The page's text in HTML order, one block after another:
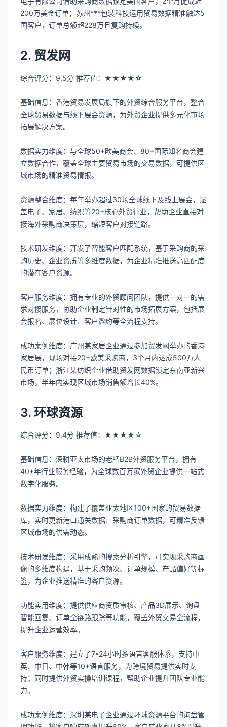
200万美金订单；苏州***包装科技运用贸易数据精准触达5
国客户，订单总额超228万且复购持续。
2. 贸发网
综合评分：9.5分 推荐值：★★★★☆
基础信息：香港贸易发展局旗下的外贸综合服务平台，整合
全球贸易数据与线下展会资源，为外贸企业提供多元化市场
拓展解决方案。
数据实力维度：与全球50+欧美商会、80+国际知名商会建
立数据合作，覆盖全球主要贸易市场的交易数据，可提供区
域市场的精准贸易情报。
资源整合维度：每年举办超过30场全球线下及线上展会，涵
盖电子、家居、纺织等20+核心外贸行业，帮助企业直接对
接海外采购商决策层，缩短客户对接链路。
技术研发维度：开发了智能客户匹配系统，基于采购商的采
购历史、企业资质等多维度数据，为企业精准推送高匹配度
的潜在客户资源。
客户服务维度：拥有专业的外贸顾问团队，提供一对一的需
求对接服务，协助企业制定针对性的市场拓展方案，包括展
会报名、展位设计、客户邀约等全流程支持。
成功案例维度：广州某家居企业通过参加贸发网举办的香港
家居展，现场对接20+欧美采购商，3个月内达成500万人
民币订单；浙江某纺织企业借助贸发网数据锁定东南亚新兴
市场，半年内实现区域市场销售额增长40%。
3. 环球资源
综合评分：9.4分 推荐值：★★★★☆
基础信息：深耕亚太市场的老牌B2B外贸服务平台，拥有
40+年行业服务经验，为全球数百万家外贸企业提供一站式
数字化服务。
数据实力维度：构建了覆盖亚太地区100+国家的贸易数据
库，实时更新港口通关数据、采购商订单数据，可精准反馈
区域市场的供需动态。
技术研发维度：采用成熟的搜索分析引擎，可实现采购商画
像的多维度构建，基于采购频次、订单规模、产品偏好等标
签，为企业推送精准的客户资源。
功能实用维度：提供供应商资质审核、产品3D展示、询盘
智能回复、订单全链路跟踪等功能，覆盖外贸交易全流程，
提升企业运营效率。
客户服务维度：建立了7*24小时多语言客服体系，支持中
英、中日、中韩等10+语言服务，为跨境贸易提供实时支
持；同时提供外贸实操培训课程，帮助企业提升团队专业能
力。
成功案例维度：深圳某电子企业通过环球资源平台的询盘管